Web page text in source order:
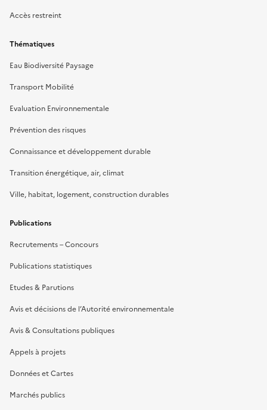
Accès restreint
Thématiques
Eau Biodiversité Paysage
Transport Mobilité
Evaluation Environnementale
Prévention des risques
Connaissance et développement durable
Transition énergétique, air, climat
Ville, habitat, logement, construction durables
Publications
Recrutements – Concours
Publications statistiques
Etudes & Parutions
Avis et décisions de l’Autorité environnementale
Avis & Consultations publiques
Appels à projets
Données et Cartes
Marchés publics